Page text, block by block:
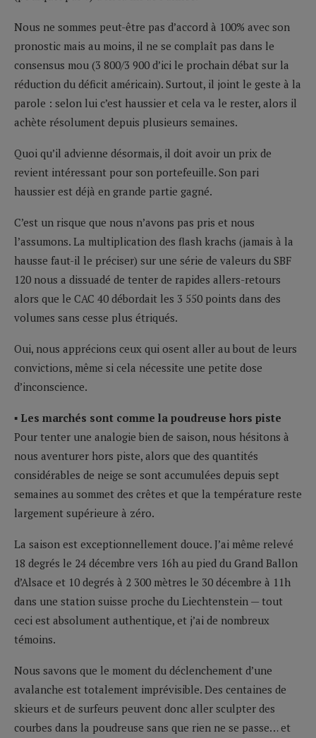
Nous ne sommes peut-être pas d’accord à 100% avec son
pronostic mais au moins, il ne se complaît pas dans le
consensus mou (3 800/3 900 d’ici le prochain débat sur la
réduction du déficit américain). Surtout, il joint le geste à la
parole : selon lui c’est haussier et cela va le rester, alors il
achète résolument depuis plusieurs semaines.
Quoi qu’il advienne désormais, il doit avoir un prix de
revient intéressant pour son portefeuille. Son pari
haussier est déjà en grande partie gagné.
C’est un risque que nous n’avons pas pris et nous
l’assumons. La multiplication des flash krachs (jamais à la
hausse faut-il le préciser) sur une série de valeurs du SBF
120 nous a dissuadé de tenter de rapides allers-retours
alors que le CAC 40 débordait les 3 550 points dans des
volumes sans cesse plus étriqués.
Oui, nous apprécions ceux qui osent aller au bout de leurs
convictions, même si cela nécessite une petite dose
d’inconscience.
▪ Les marchés sont comme la poudreuse hors piste
Pour tenter une analogie bien de saison, nous hésitons à
nous aventurer hors piste, alors que des quantités
considérables de neige se sont accumulées depuis sept
semaines au sommet des crêtes et que la température reste
largement supérieure à zéro.
La saison est exceptionnellement douce. J’ai même relevé
18 degrés le 24 décembre vers 16h au pied du Grand Ballon
d’Alsace et 10 degrés à 2 300 mètres le 30 décembre à 11h
dans une station suisse proche du Liechtenstein — tout
ceci est absolument authentique, et j’ai de nombreux
témoins.
Nous savons que le moment du déclenchement d’une
avalanche est totalement imprévisible. Des centaines de
skieurs et de surfeurs peuvent donc aller sculpter des
courbes dans la poudreuse sans que rien ne se passe… et